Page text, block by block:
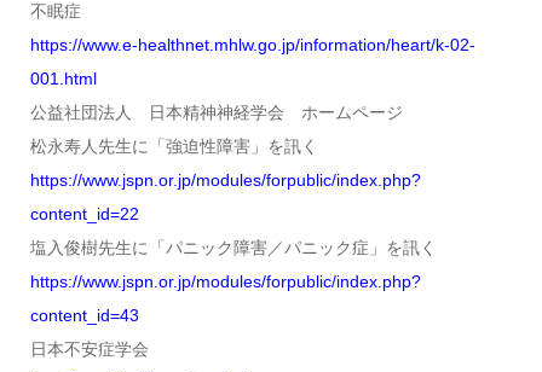
不眠症
https://www.e-healthnet.mhlw.go.jp/information/heart/k-02-
001.html
公益社団法人 日本精神神経学会 ホームページ
松永寿人先生に「強迫性障害」を訊く
https://www.jspn.or.jp/modules/forpublic/index.php?
content_id=22
塩入俊樹先生に「パニック障害／パニック症」を訊く
https://www.jspn.or.jp/modules/forpublic/index.php?
content_id=43
日本不安症学会